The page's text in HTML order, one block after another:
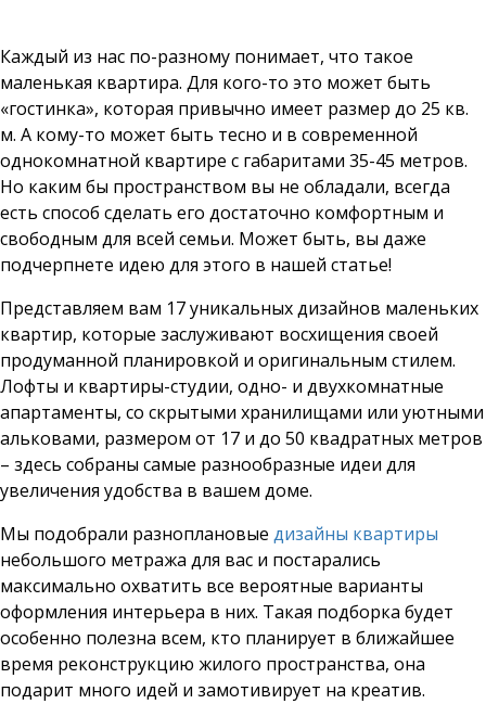
Каждый из нас по-разному понимает, что такое
маленькая квартира. Для кого-то это может быть
«гостинка», которая привычно имеет размер до 25 кв.
м. А кому-то может быть тесно и в современной
однокомнатной квартире с габаритами 35-45 метров.
Но каким бы пространством вы не обладали, всегда
есть способ сделать его достаточно комфортным и
свободным для всей семьи. Может быть, вы даже
подчерпнете идею для этого в нашей статье!
Представляем вам 17 уникальных дизайнов маленьких
квартир, которые заслуживают восхищения своей
продуманной планировкой и оригинальным стилем.
Лофты и квартиры-студии, одно- и двухкомнатные
апартаменты, со скрытыми хранилищами или уютными
альковами, размером от 17 и до 50 квадратных метров
– здесь собраны самые разнообразные идеи для
увеличения удобства в вашем доме.
Мы подобрали разноплановые дизайны квартиры
небольшого метража для вас и постарались
максимально охватить все вероятные варианты
оформления интерьера в них. Такая подборка будет
особенно полезна всем, кто планирует в ближайшее
время реконструкцию жилого пространства, она
подарит много идей и замотивирует на креатив.